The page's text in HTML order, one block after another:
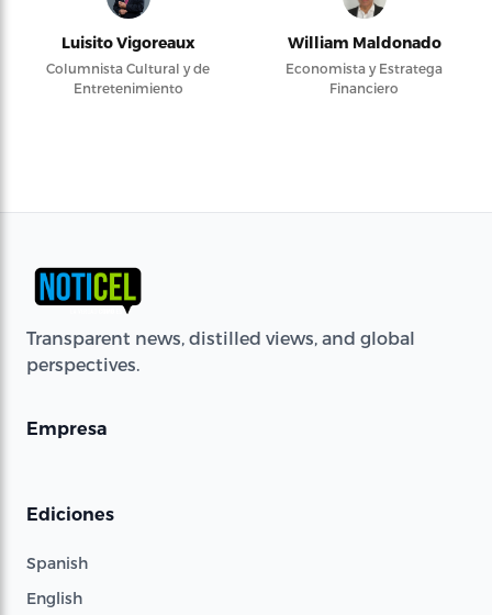
Luisito Vigoreaux
Columnista Cultural y de
Entretenimiento
William Maldonado
Economista y Estratega
Financiero
Transparent news, distilled views, and global
perspectives.
Empresa
Ediciones
Spanish
English